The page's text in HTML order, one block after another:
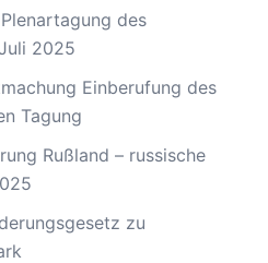
des
2025
Einberufung des
Tagung
Rußland – russische
zu